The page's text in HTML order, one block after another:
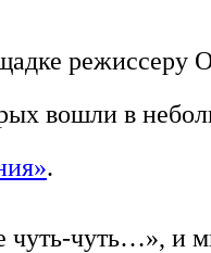
режиссеру
вошли в
.
чуть…», и